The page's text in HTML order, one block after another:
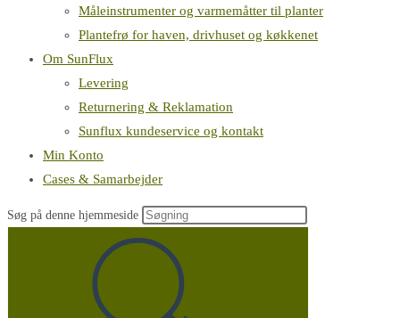
Måleinstrumenter og varmemåtter til planter
Plantefrø for haven, drivhuset og køkkenet
Om SunFlux
Levering
Returnering & Reklamation
Sunflux kundeservice og kontakt
Min Konto
Cases & Samarbejder
Søg på denne hjemmeside